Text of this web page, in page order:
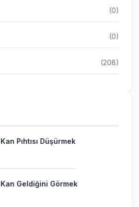
(0)
(0)
(208)
Pıhtısı Düşürmek
Geldiğini Görmek